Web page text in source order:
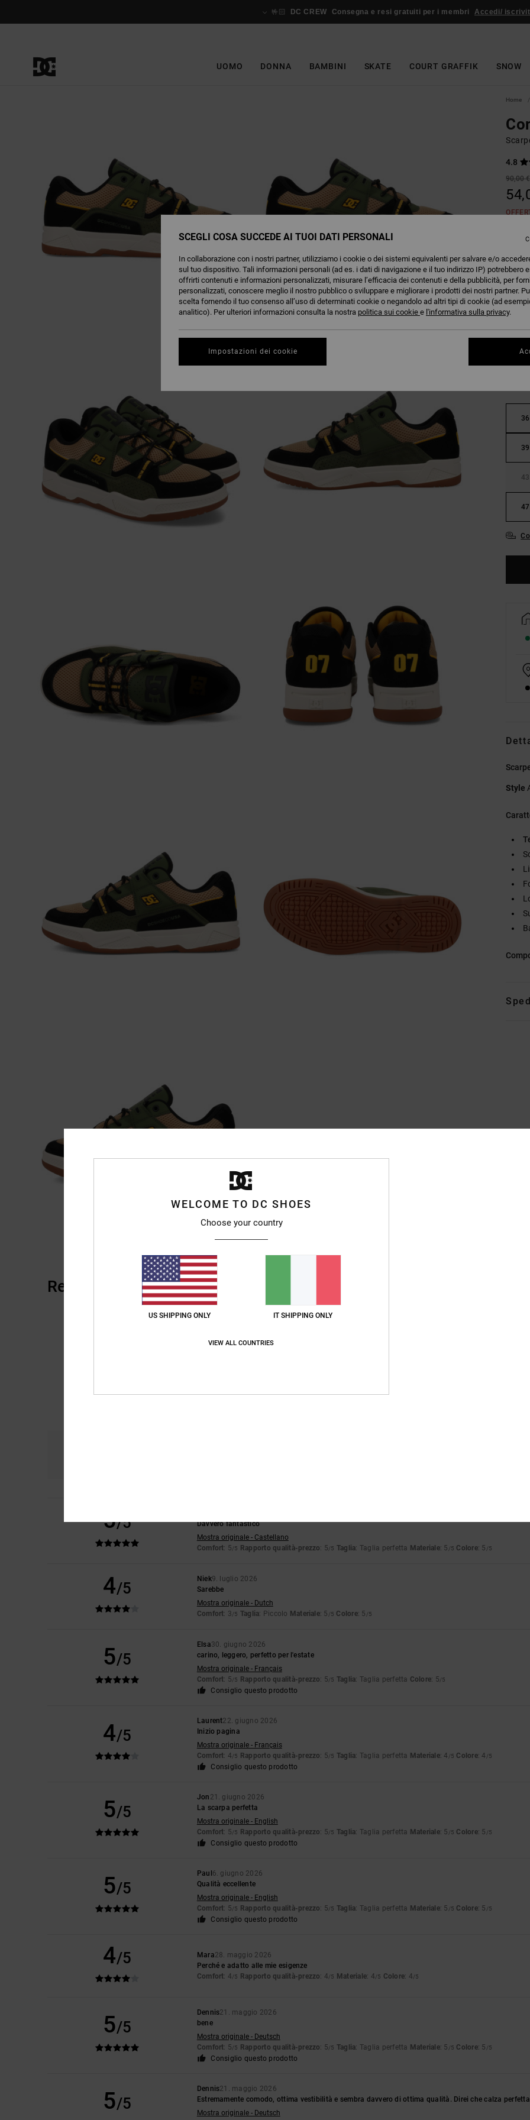
🤟🏻 DC CREW Consegna e resi gratuiti per i membri Accedi/
UOMO DONNA BAMBINI SKATE COURT GRAFFIK SNOW
Home
4.8
90,00 €
36
39
43
47
Style
Recensioni dei clienti
5/5
Davvero fantastico
Mostra originale - Castellano
Comfort: 5/5 Rapporto qualità-prezzo: 5/5 Taglia: Taglia perfetta Materiale: 5 /5 Colore: 5 /5
4/5
Niek9. luglio 2026
Sarebbe
Mostra originale - Dutch
Comfort: 3/5 Taglia: Piccolo Materiale: 5 /5 Colore: 5 /5
5/5
Elsa30. giugno 2026
carino, leggero, perfetto per l'estate
Mostra originale - Français
Comfort: 5/5 Rapporto qualità-prezzo: 5/5 Taglia: Taglia perfetta Colore: 5/5
Consiglio questo prodotto
4/5
Laurent22. giugno 2026
Inizio pagina
Mostra originale - Français
Comfort: 4/5 Rapporto qualità-prezzo: 5/5 Taglia: Taglia perfetta Materiale: 4 /5 Colore: 4 /5
Consiglio questo prodotto
5/5
Jon 21. giugno 2026
La scarpa perfetta
Mostra originale - English
Comfort: 5/5 Rapporto qualità-prezzo: 5/5 Taglia: Taglia perfetta Materiale: 5 /5 Colore: 5 /5
Consiglio questo prodotto
5/5
Paul 6. giugno 2026
Qualità eccellente
Mostra originale - English
Comfort: 5/5 Rapporto qualità-prezzo: 5/5 Taglia: Taglia perfetta Materiale: 5 /5 Colore: 5 /5
Consiglio questo prodotto
4/5 Mara28. maggio 2026
Perché e adatto alle mie esigenze
Comfort: 4/5 Rapporto qualità-prezzo: 4/5 Materiale: 4/5 Colore: 4/5
5/5
Dennis21. maggio 2026
bene
Mostra originale - Deutsch
Comfort: 5/5 Rapporto qualità-prezzo: 5/5 Taglia: Taglia perfetta Materiale: 5 /5 Colore: 5 /5
Consiglio questo prodotto
5/5
Dennis21. maggio 2026
Estremamente comodo, ottima vestibilità e sembra davvero di ottima qualità. Direi che calza
Mostra originale - Deutsch
WELCOME TO DC SHOES
Choose your country
US SHIPPING ONLY IT SHIPPING ONLY
VIEW ALL COUNTRIES
SCEGLI COSA SUCCEDE AI TUOI DATI PERSONALI
In collaborazione con i nostri partner, utilizziamo i cookie o dei sistemi equivalenti per salvare e/o
sul tuo dispositivo. Tali informazioni personali (ad es. i dati di navigazione e il tuo indirizzo IP) potrebbero
offrirti contenuti e informazioni personalizzati, misurare l’efficacia dei contenuti e della pubblicità, per
personalizzati, conoscere meglio il nostro pubblico o sviluppare e migliorare i prodotti dei nostri partner.
scelta fornendo il tuo consenso all’uso di determinati cookie o negandolo ad altri tipi di cookie (ad
analitico). Per ulteriori informazioni consulta la nostra politica sui cookie e l'informativa sulla privacy.
Impostazioni dei cookie